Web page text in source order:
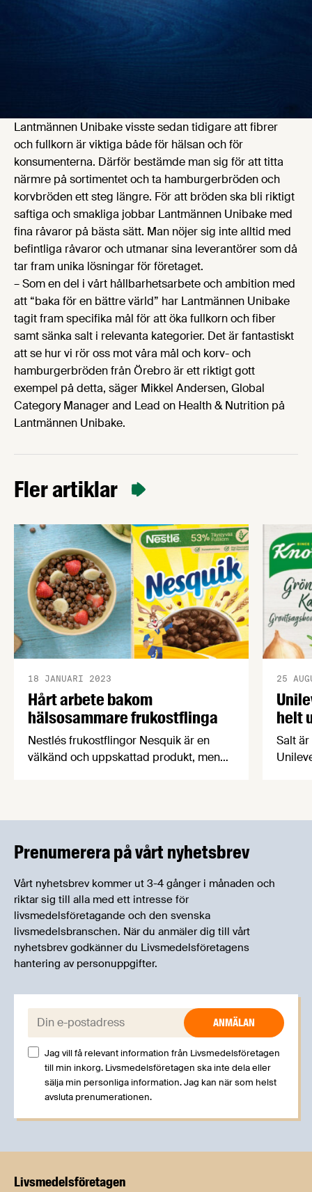
Lantmännen Unibake visste sedan tidigare att fibrer
och fullkorn är viktiga både för hälsan och för
konsumenterna. Därför bestämde man sig för att titta
närmre på sortimentet och ta hamburgerbröden och
korvbröden ett steg längre. För att bröden ska bli riktigt
saftiga och smakliga jobbar Lantmännen Unibake med
fina råvaror på bästa sätt. Man nöjer sig inte alltid med
befintliga råvaror och utmanar sina leverantörer som då
tar fram unika lösningar för företaget.
– Som en del i vårt hållbarhetsarbete och ambition med
att “baka för en bättre värld” har Lantmännen Unibake
tagit fram specifika mål för att öka fullkorn och fiber
samt sänka salt i relevanta kategorier. Det är fantastiskt
att se hur vi rör oss mot våra mål och korv- och
hamburgerbröden från Örebro är ett riktigt gott
exempel på detta, säger Mikkel Andersen, Global
Category Manager and Lead on Health & Nutrition på
Lantmännen Unibake.
Fler artiklar
Hårt arbete bakom
hälsosammare frukostflinga
18 JANUARI 2023
Nestlés frukostflingor Nesquik är en
välkänd och uppskattad produkt, men
genomgått en lång och resurskrävande
hälsosammare utan att förlora sin goda
helt
25
Salt
Prenumerera på vårt nyhetsbrev
Vårt nyhetsbrev kommer ut 3-4 gånger i månaden och
riktar sig till alla med ett intresse för
livsmedelsföretagande och den svenska
livsmedelsbranschen. När du anmäler dig till vårt
nyhetsbrev godkänner du Livsmedelsföretagens
hantering av personuppgifter.
E-post:
Jag vill få relevant information från Livsmedelsföretagen
till min inkorg. Livsmedelsföretagen ska inte dela eller
sälja min personliga information. Jag kan när som helst
avsluta prenumerationen.
Livsmedels­företagen